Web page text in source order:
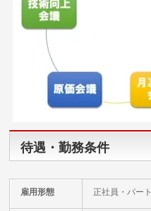
待遇・勤務条件
雇用形態 正社員・パート